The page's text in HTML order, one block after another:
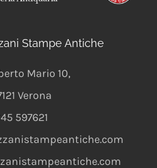
Stampe Antiche
Mario 10,
Verona
597621